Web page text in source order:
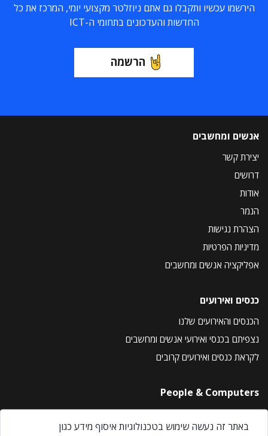
הירשמו עכשיו ותקבלו גם אתם ניוזלטר מקצועי יומי, המרכז את כל
החדשות והעדכונים בתחומי ה-ICT
הרשמה
אנשים ומחשבים
יצירת קשר
דרושים
אודות
הנמר
הצהרת נגישות
מדיניות הפרטיות
אפליקציה אנשים ומחשבים
כנסים ואירועים
הכנסים והאירועים שלנו
נצפיתם בכנסי ואירועי אנשים ומחשבים
לקראת כנסים ואירועים קרובים
People & Computers
About Us
Privacy Policy
באתר זה נעשה שימוש בטכנולוגיות איסוף מידע כגון